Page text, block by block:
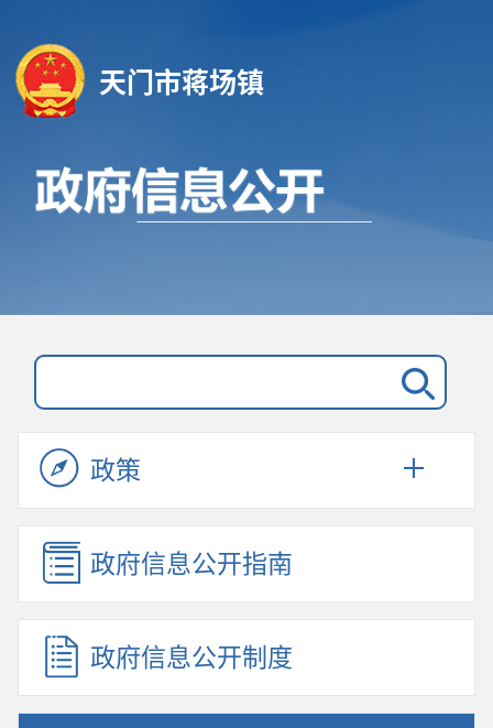
天门市蒋场镇
政策
政府信息公开指南
政府信息公开制度